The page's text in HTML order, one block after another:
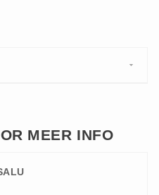
MEER INFO